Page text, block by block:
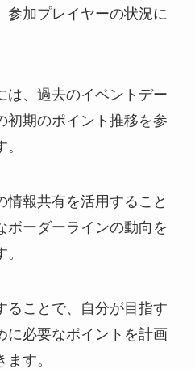
参加プレイヤーの状況に
は、過去のイベントデー
初期のポイント推移を参
情報共有を活用すること
ボーダーラインの動向を
ることで、自分が目指す
に必要なポイントを計画
す。